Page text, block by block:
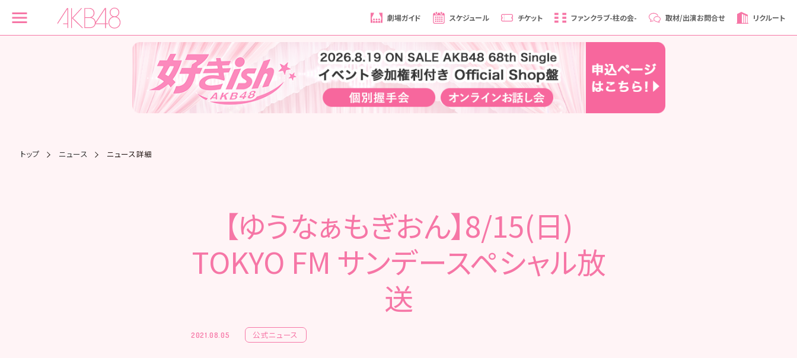
劇場ガイド スケジュール チケット ファンクラブ-柱の会- 取材/出演お問合せ リクルート
トップ ニュース ニュース詳細
【ゆうなぁもぎおん】8/15(日)
TOKYO FM サンデースペシャル放
送
2021.08.05 公式ニュース